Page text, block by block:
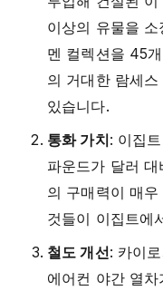
이상의 유물을
멘 컬렉션을 45
의 거대한 람세
있습니다.
통화 가치: 이집
파운드가 달러
의 구매력이 매
것들이 이집트에
철도 개선: 카이
에어컨 야간 열